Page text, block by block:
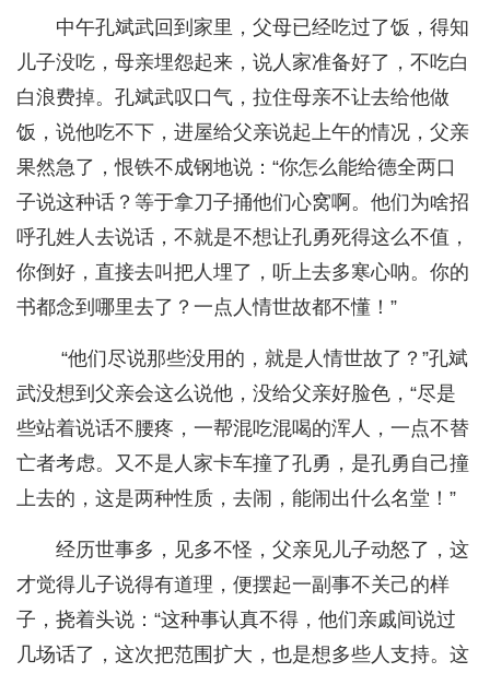
中午孔斌武回到家里，父母已经吃过了饭，得知
儿子没吃，母亲埋怨起来，说人家准备好了，不吃白
白浪费掉。孔斌武叹口气，拉住母亲不让去给他做
饭，说他吃不下，进屋给父亲说起上午的情况，父亲
果然急了，恨铁不成钢地说：“你怎么能给德全两口
子说这种话？等于拿刀子捅他们心窝啊。他们为啥招
呼孔姓人去说话，不就是不想让孔勇死得这么不值，
你倒好，直接去叫把人埋了，听上去多寒心呐。你的
书都念到哪里去了？一点人情世故都不懂！”
“他们尽说那些没用的，就是人情世故了？”孔斌
武没想到父亲会这么说他，没给父亲好脸色，“尽是
些站着说话不腰疼，一帮混吃混喝的浑人，一点不替
亡者考虑。又不是人家卡车撞了孔勇，是孔勇自己撞
上去的，这是两种性质，去闹，能闹出什么名堂！”
经历世事多，见多不怪，父亲见儿子动怒了，这
才觉得儿子说得有道理，便摆起一副事不关己的样
子，挠着头说：“这种事认真不得，他们亲戚间说过
几场话了，这次把范围扩大，也是想多些人支持。这